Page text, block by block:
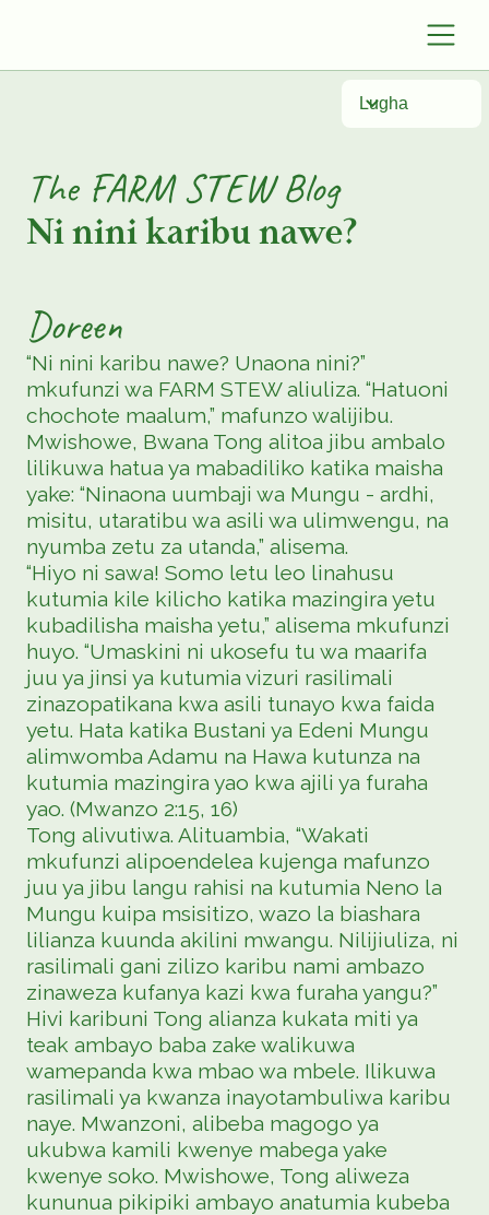
Lugha
The FARM STEW Blog
Ni nini karibu nawe?
Doreen
“Ni nini karibu nawe? Unaona nini?”
mkufunzi wa FARM STEW aliuliza. “Hatuoni
chochote maalum,” mafunzo walijibu.
Mwishowe, Bwana Tong alitoa jibu ambalo
lilikuwa hatua ya mabadiliko katika maisha
yake: “Ninaona uumbaji wa Mungu - ardhi,
misitu, utaratibu wa asili wa ulimwengu, na
nyumba zetu za utanda,” alisema.
“Hiyo ni sawa! Somo letu leo linahusu
kutumia kile kilicho katika mazingira yetu
kubadilisha maisha yetu,” alisema mkufunzi
huyo. “Umaskini ni ukosefu tu wa maarifa
juu ya jinsi ya kutumia vizuri rasilimali
zinazopatikana kwa asili tunayo kwa faida
yetu. Hata katika Bustani ya Edeni Mungu
alimwomba Adamu na Hawa kutunza na
kutumia mazingira yao kwa ajili ya furaha
yao. (Mwanzo 2:15, 16)
Tong alivutiwa. Alituambia, “Wakati
mkufunzi alipoendelea kujenga mafunzo
juu ya jibu langu rahisi na kutumia Neno la
Mungu kuipa msisitizo, wazo la biashara
lilianza kuunda akilini mwangu. Nilijiuliza, ni
rasilimali gani zilizo karibu nami ambazo
zinaweza kufanya kazi kwa furaha yangu?”
Hivi karibuni Tong alianza kukata miti ya
teak ambayo baba zake walikuwa
wamepanda kwa mbao wa mbele. Ilikuwa
rasilimali ya kwanza inayotambuliwa karibu
naye. Mwanzoni, alibeba magogo ya
ukubwa kamili kwenye mabega yake
kwenye soko. Mwishowe, Tong aliweza
kununua pikipiki ambayo anatumia kubeba